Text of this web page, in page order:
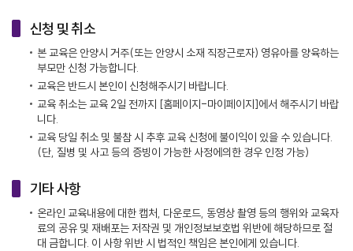
신청 및 취소
본 교육은 안양시 거주(또는 안양시 소재 직장근로자) 영유아를 양육하는
부모만 신청 가능합니다.
교육은 반드시 본인이 신청해주시기 바랍니다.
교육 취소는 교육 2일 전까지 [홈페이지-마이페이지]에서 해주시기 바랍
니다.
교육 당일 취소 및 불참 시 추후 교육 신청에 불이익이 있을 수 있습니다.
(단, 질병 및 사고 등의 증빙이 가능한 사정에의한 경우 인정 가능)
기타 사항
온라인 교육내용에 대한 캡처, 다운로드, 동영상 촬영 등의 행위와 교육자
료의 공유 및 재배포는 저작권 및 개인정보보호법 위반에 해당하므로 절
대 금합니다. 이 사항 위반 시 법적인 책임은 본인에게 있습니다.